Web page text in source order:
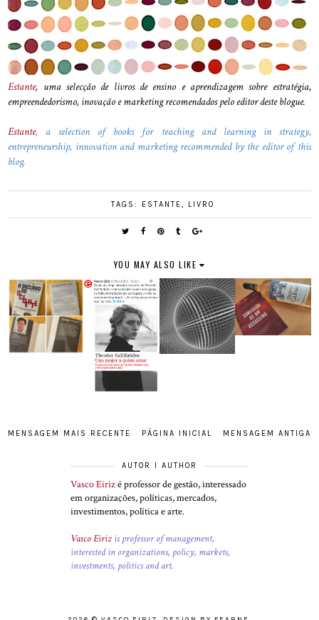
Estante, uma selecção de livros de ensino e aprendizagem sobre estratégia,
empreendedorismo, inovação e marketing recomendados pelo editor deste blogue.
Estante, a selection of books for teaching and learning in strategy,
entrepreneurship, innovation and marketing recommended by the editor of this
blog.
TAGS: ESTANTE, LIVRO
YOU MAY ALSO LIKE
MENSAGEM MAIS RECENTE MENSAGEM ANTIGA
PÁGINA INICIAL
AUTOR I AUTHOR
Vasco Eirizé professor de gestão, interessado
em organizações, políticas, mercados,
investimentos, política e arte.
Vasco Eiriz is professor of management,
interested in organizations, policy, markets,
investments, politics and art.